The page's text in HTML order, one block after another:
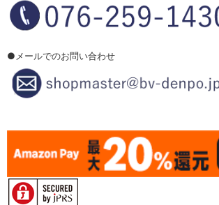
●メールでのお問い合わせ